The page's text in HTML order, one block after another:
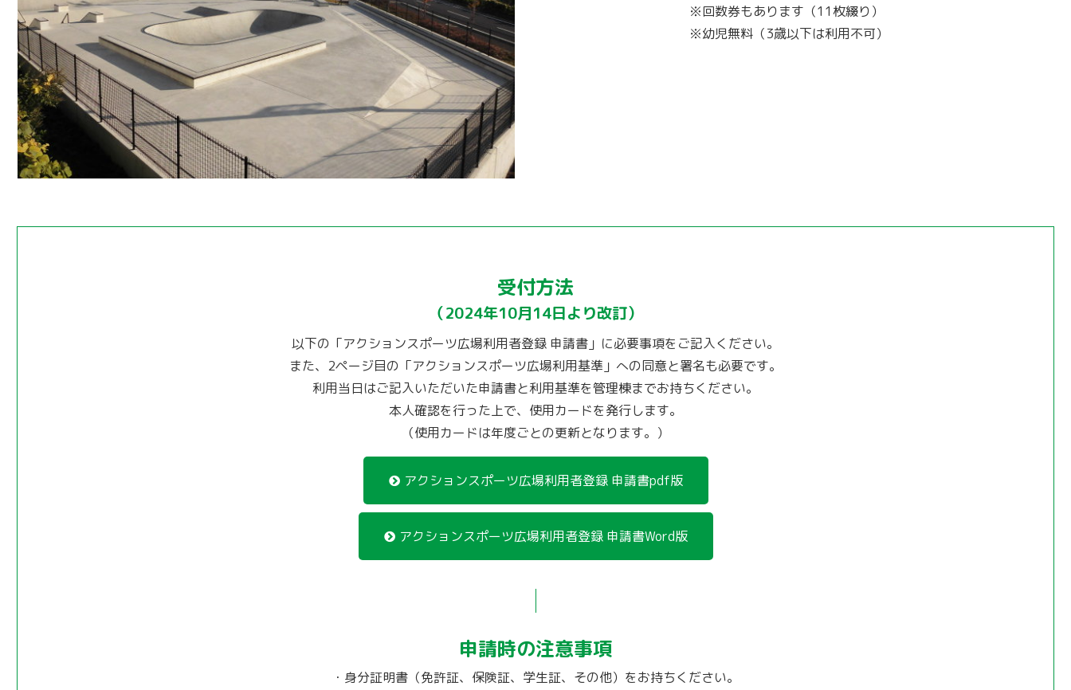
※回数券もあります（11枚綴り）
※幼児無料（3歳以下は利用不可）
受付方法
（2024年10月14日より改訂）
以下の「アクションスポーツ広場利用者登録 申請書」に必要事項をご記入ください。
また、2ページ目の「アクションスポーツ広場利用基準」への同意と署名も必要です。
利用当日はご記入いただいた申請書と利用基準を管理棟までお持ちください。
本人確認を行った上で、使用カードを発行します。
（使用カードは年度ごとの更新となります。）
アクションスポーツ広場利用者登録 申請書pdf版
アクションスポーツ広場利用者登録 申請書Word版
申請時の注意事項
・身分証明書（免許証、保険証、学生証、その他）をお持ちください。